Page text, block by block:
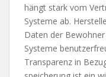
hängt stark vom
Systeme ab.
Daten der
Systeme
Transparenz in